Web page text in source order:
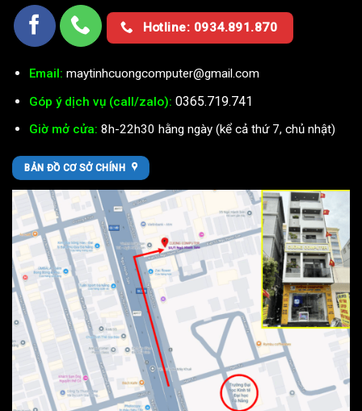
Hotline: 0934.891.870
Email: maytinhcuongcomputer@gmail.com
Góp ý dịch vụ (call/zalo): 0365.719.741
Giờ mở cửa: 8h-22h30 hằng ngày (kể cả thứ 7, chủ nhật)
BẢN ĐỒ CƠ SỞ CHÍNH